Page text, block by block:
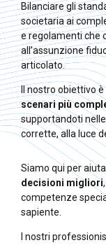
Bilanciare gli
societaria ai
e regolamenti che
all’assunzione
articolato.
Il nostro obiettivo è
scenari più
supportandoti
corrette, alla luce
Siamo qui per
decisioni migliori
competenze
sapiente.
I nostri